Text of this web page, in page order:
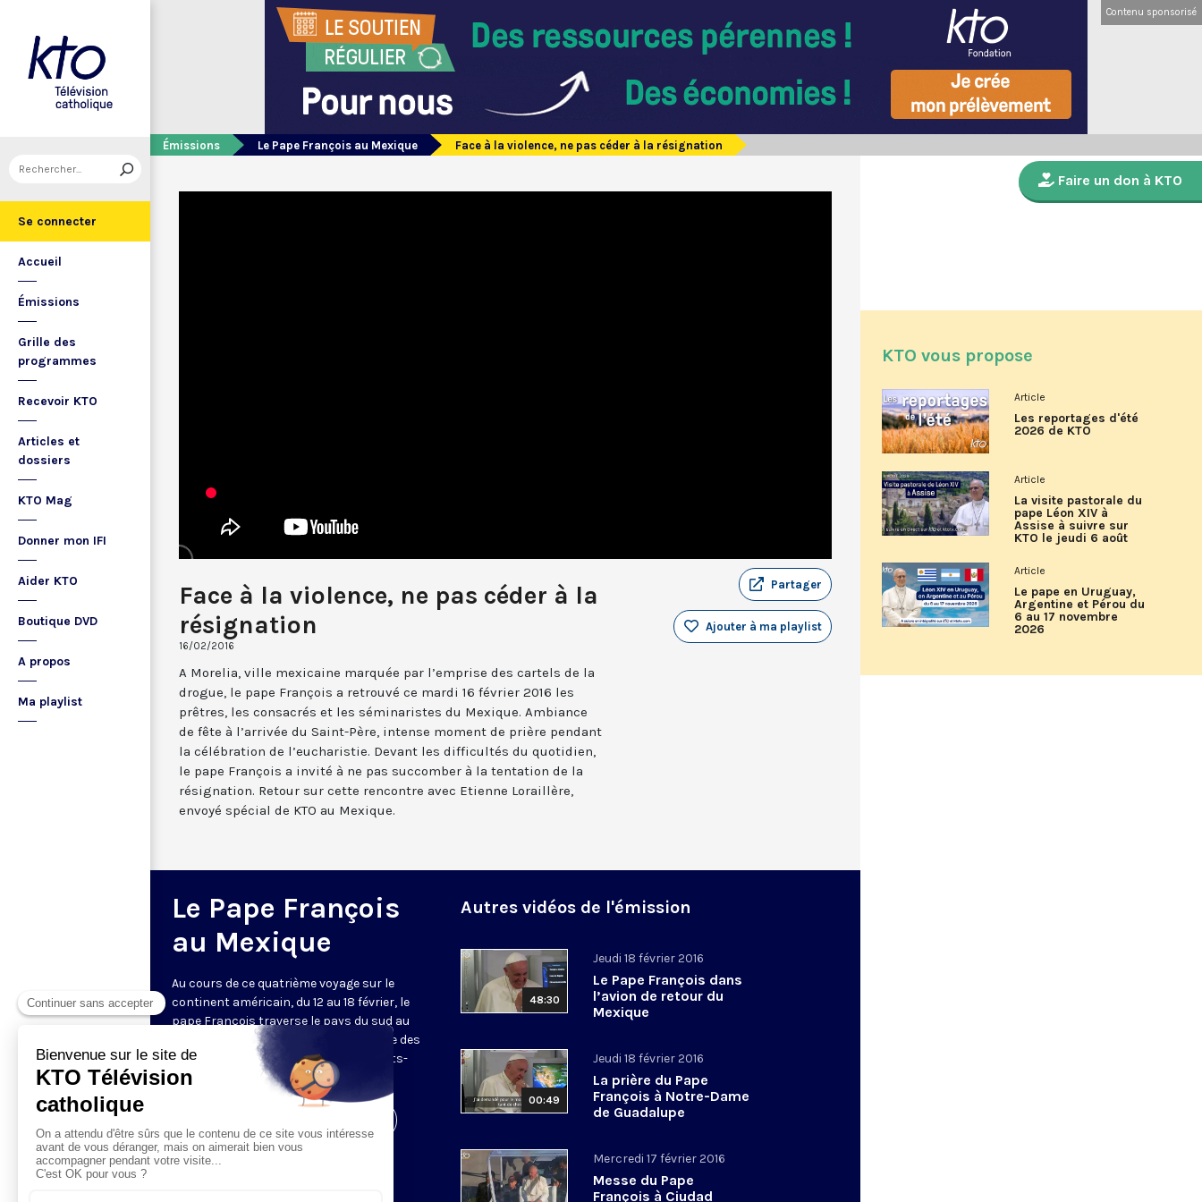
Se connecter
Accueil
Émissions
Grille des
programmes
Recevoir KTO
Articles et
dossiers
KTO Mag
Donner mon IFI
Aider KTO
Boutique DVD
A propos
Ma playlist
Contenu sponsorisé
Émissions Le Pape François au Mexique Face à la violence, ne pas céder à la résignation
Face à la violence, ne pas céder à la
résignation
16/02/2016
Partager
Ajouter à ma playlist
A Morelia, ville mexicaine marquée par l’emprise des cartels de la
drogue, le pape François a retrouvé ce mardi 16 février 2016 les
prêtres, les consacrés et les séminaristes du Mexique. Ambiance
de fête à l’arrivée du Saint-Père, intense moment de prière pendant
la célébration de l’eucharistie. Devant les difficultés du quotidien,
le pape François a invité à ne pas succomber à la tentation de la
résignation. Retour sur cette rencontre avec Etienne Loraillère,
envoyé spécial de KTO au Mexique.
Le Pape François
au Mexique
Au cours de ce quatrième voyage sur le
continent américain, du 12 au 18 février, le
pape François traverse le pays du sud au
nord, suivant symboliquement la route des
migrants souhaitant rejoindre les États-
Unis.
Autres vidéos de l'émission
48:30
Jeudi 18 février 2016
Le Pape François dans
l’avion de retour du
Mexique
00:49
Jeudi 18 février 2016
La prière du Pape
François à Notre-Dame
de Guadalupe
Mercredi 17 février 2016
Messe du Pape
François à Ciudad
Faire un don à KTO
KTO vous propose
Article
Les reportages d'été
2026 de KTO
Article
La visite pastorale du
pape Léon XIV à
Assise à suivre sur
KTO le jeudi 6 août
Article
Le pape en Uruguay,
Argentine et Pérou du
6 au 17 novembre
2026